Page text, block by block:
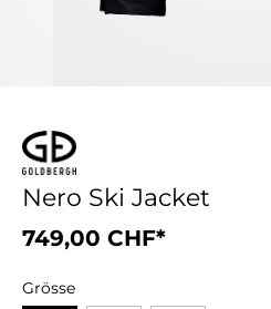
Nero Ski Jacket
749,00 CHF*
Grösse